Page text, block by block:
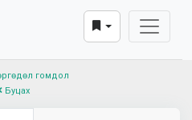
өргөдөл гомдол
Буцах